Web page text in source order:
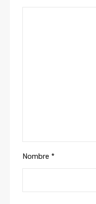
Nombre *